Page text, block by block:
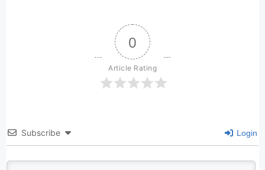
0
Article Rating
Subscribe Login